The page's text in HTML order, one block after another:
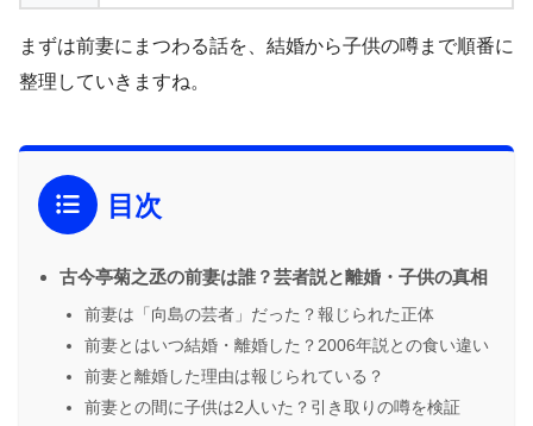
まずは前妻にまつわる話を、結婚から子供の噂まで順番に
整理していきますね。
目次
古今亭菊之丞の前妻は誰？芸者説と離婚・子供の真相
前妻は「向島の芸者」だった？報じられた正体
前妻とはいつ結婚・離婚した？2006年説との食い違い
前妻と離婚した理由は報じられている？
前妻との間に子供は2人いた？引き取りの噂を検証